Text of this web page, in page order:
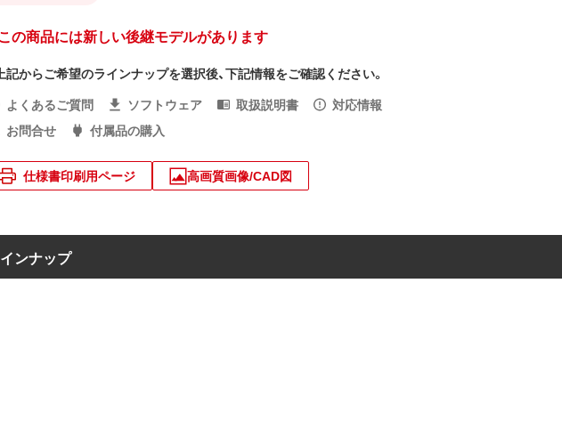
の商品には新しい後継モデルがあります
記からご希望のラインナップを選択後、下記情報をご確認ください。
よくあるご質問
ソフトウェア 取扱説明書
対応情報
お問合せ
付属品の購入
仕様書印刷用ページ 高画質画像/CAD図
ンナップ